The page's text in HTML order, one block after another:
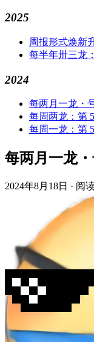
2025
周报形式焕新
每半年卅三龙
2024
每两月一龙・
每周两龙：第
每周一龙：第
每两月一龙・
2024年8月18日 · 阅